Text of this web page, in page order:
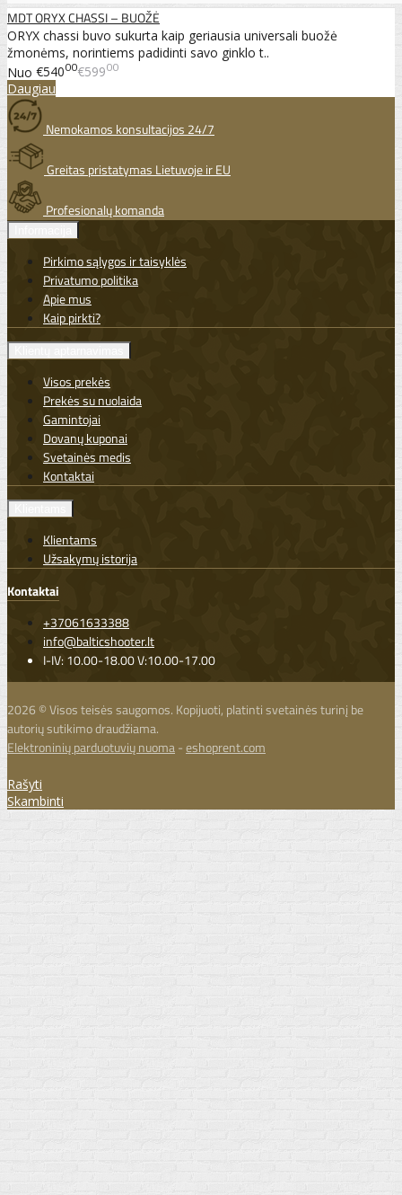
MDT ORYX CHASSI – BUOŽĖ
ORYX chassi buvo sukurta kaip geriausia universali buožė
žmonėms, norintiems padidinti savo ginklo t..
Nuo €54000€59900
Daugiau
Nemokamos konsultacijos 24/7
Greitas pristatymas Lietuvoje ir EU
Profesionalų komanda
Pirkimo sąlygos ir taisyklės
Privatumo politika
Apie mus
Kaip pirkti?
Visos prekės
Prekės su nuolaida
Gamintojai
Dovanų kuponai
Svetainės medis
Kontaktai
Klientams
Užsakymų istorija
Kontaktai
+37061633388
info@balticshooter.lt
I-IV: 10.00-18.00 V:10.00-17.00
2026 © Visos teisės saugomos. Kopijuoti, platinti svetainės turinį be
autorių sutikimo draudžiama.
Elektroninių parduotuvių nuoma-eshoprent.com
Rašyti
Skambinti